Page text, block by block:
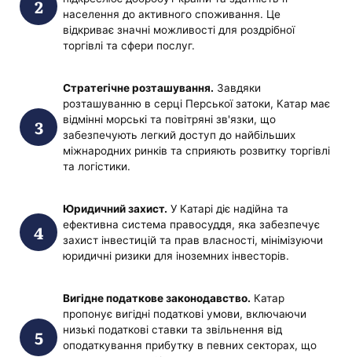
населення до активного споживання. Це
відкриває значні можливості для роздрібної
торгівлі та сфери послуг.
Стратегічне розташування. Завдяки
розташуванню в серці Перської затоки, Катар має
відмінні морські та повітряні зв'язки, що
забезпечують легкий доступ до найбільших
міжнародних ринків та сприяють розвитку торгівлі
та логістики.
Юридичний захист. У Катарі діє надійна та
ефективна система правосуддя, яка забезпечує
захист інвестицій та прав власності, мінімізуючи
юридичні ризики для іноземних інвесторів.
Вигідне податкове законодавство. Катар
пропонує вигідні податкові умови, включаючи
низькі податкові ставки та звільнення від
оподаткування прибутку в певних секторах, що